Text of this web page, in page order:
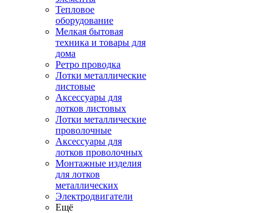
Тепловое
оборудование
Мелкая бытовая
техника и товары для
дома
Ретро проводка
Лотки металлические
листовые
Аксессуары для
лотков листовых
Лотки металлические
проволочные
Аксессуары для
лотков проволочных
Монтажные изделия
для лотков
металлических
Электродвигатели
Ещё